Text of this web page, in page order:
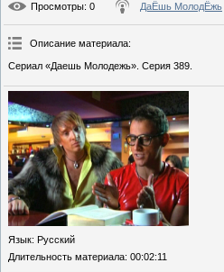
Просмотры: 0 ДаЁшь МолодЁжь
Описание материала:
Сериал «Даешь Молодежь». Серия 389.
Язык: Русский
Длительность материала: 00:02:11